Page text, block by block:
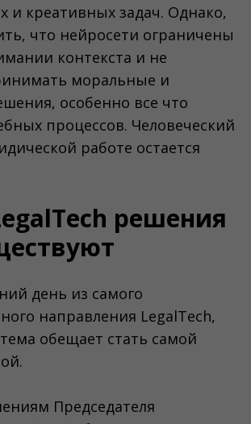
и креативных задач. Однако,
что нейросети ограничены
контекста и не
моральные и
особенно все что
процессов. Человеческий
работе остается
решения
день из самого
направления LegalTech,
обещает стать самой
Председателя